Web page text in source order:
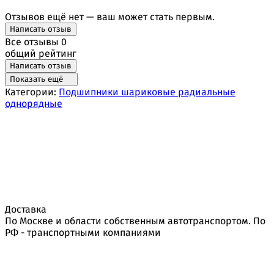
Отзывов ещё нет — ваш может стать первым.
Написать отзыв
Все отзывы 0
общий рейтинг
Написать отзыв
Показать ещё
Категории: Подшипники шариковые радиальные
однорядные
Доставка
По Москве и области собственным автотранспортом. По
РФ - транспортными компаниями